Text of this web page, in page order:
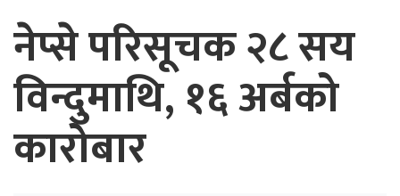
नेप्से परिसूचक २८ सय
विन्दुमाथि, १६ अर्बको
कारोबार